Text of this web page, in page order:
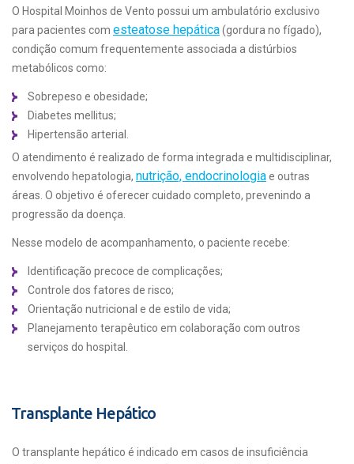
O Hospital Moinhos de Vento possui um ambulatório exclusivo
para pacientes com esteatose hepática(gordura no fígado),
condição comum frequentemente associada a distúrbios
metabólicos como:
Sobrepeso e obesidade;
Diabetes mellitus;
Hipertensão arterial.
O atendimento é realizado de forma integrada e multidisciplinar,
envolvendo hepatologia, nutrição, endocrinologiae outras
áreas. O objetivo é oferecer cuidado completo, prevenindo a
progressão da doença.
Nesse modelo de acompanhamento, o paciente recebe:
Identificação precoce de complicações;
Controle dos fatores de risco;
Orientação nutricional e de estilo de vida;
Planejamento terapêutico em colaboração com outros
serviços do hospital.
Transplante Hepático
O transplante hepático é indicado em casos de insuficiência